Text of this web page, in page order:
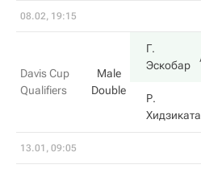
08.02, 19:15
Davis Cup
Qualifiers
Male
Double
Г.
Эскобар
Р.
Хидзиката
13.01, 09:05